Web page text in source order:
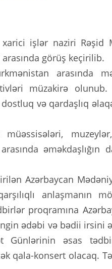
işlər naziri Rəşid
görüş keçirilib.
arasında
müzakirə
dostluq və qardaşlıq
müəssisələri,
Azərbaycan
anlaşmanın
proqramına
ədəbi və bədii irsini
Günlərinin əsas
qala-konsert olacaq.